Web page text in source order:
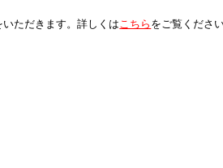
ただきます。詳しくはこちらをご覧ください